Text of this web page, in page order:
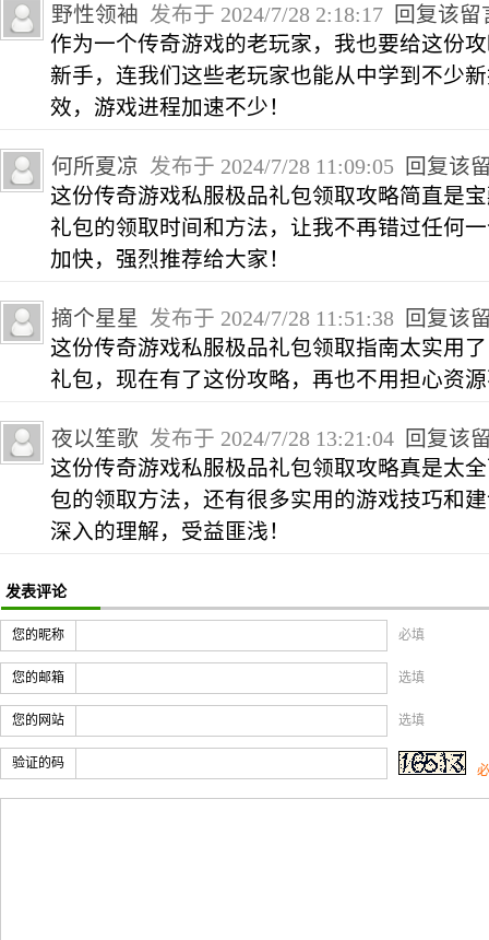
野性领袖 发布于 2024/7/28 2:18:17 回复该留
作为一个传奇游戏的老玩家，我也要给这份
新手，连我们这些老玩家也能从中学到不少
效，游戏进程加速不少！
何所夏凉 发布于 2024/7/28 11:09:05
回复该
这份传奇游戏私服极品礼包领取攻略简直是
礼包的领取时间和方法，让我不再错过任何
加快，强烈推荐给大家！
摘个星星 发布于 2024/7/28 11:51:38 回复该
这份传奇游戏私服极品礼包领取指南太实用
礼包，现在有了这份攻略，再也不用担心资
夜以笙歌 发布于 2024/7/28 13:21:04 回复该
这份传奇游戏私服极品礼包领取攻略真是太
包的领取方法，还有很多实用的游戏技巧和
深入的理解，受益匪浅！
发表评论
您的昵称 必填
您的邮箱 选填
您的网站 选填
验证的码